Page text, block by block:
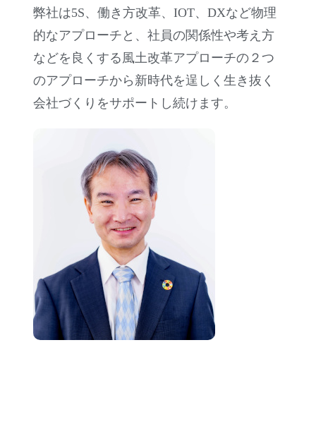
弊社は5S、働き方改革、IOT、DXなど物理
的なアプローチと、社員の関係性や考え方
などを良くする風土改革アプローチの２つ
のアプローチから新時代を逞しく生き抜く
会社づくりをサポートし続けます。